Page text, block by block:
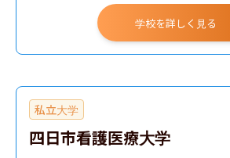
学校を詳しく見る
私立大学
四日市看護医療大学